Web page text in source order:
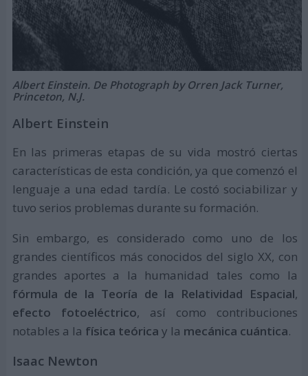
Albert Einstein. De Photograph by Orren Jack Turner,
Princeton, N.J.
Albert Einstein
En las primeras etapas de su vida mostró ciertas
características de esta condición, ya que comenzó el
lenguaje a una edad tardía. Le costó sociabilizar y
tuvo serios problemas durante su formación.
Sin embargo, es considerado como uno de los
grandes científicos más conocidos del siglo XX, con
grandes aportes a la humanidad tales como la
fórmula de la Teoría de la Relatividad Espacial,
efecto fotoeléctrico, así como contribuciones
notables a la física teórica y la mecánica cuántica.
Isaac Newton